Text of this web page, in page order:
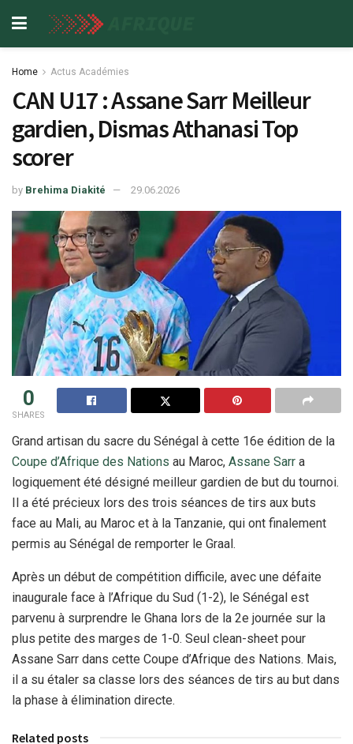
Home Actus Académies
CAN U17 : Assane Sarr Meilleur
gardien, Dismas Athanasi Top
scorer
by Brehima Diakité 29.06.2026
0
SHARES
Grand artisan du sacre du Sénégal à cette 16e édition de la
Coupe d’Afrique des Nations au Maroc, Assane Sarr a
logiquement été désigné meilleur gardien de but du tournoi.
Il a été précieux lors des trois séances de tirs aux buts
face au Mali, au Maroc et à la Tanzanie, qui ont finalement
permis au Sénégal de remporter le Graal.
Après un début de compétition difficile, avec une défaite
inaugurale face à l’Afrique du Sud (1-2), le Sénégal est
parvenu à surprendre le Ghana lors de la 2e journée sur la
plus petite des marges de 1-0. Seul clean-sheet pour
Assane Sarr dans cette Coupe d’Afrique des Nations. Mais,
il a su étaler sa classe lors des séances de tirs au but dans
la phase à élimination directe.
Related posts